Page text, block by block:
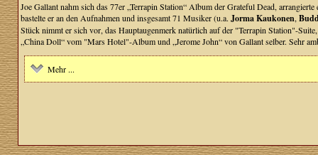
Joe Gallant nahm sich das 77er „Terrapin Station“ Album der Grateful Dead,
bastelte er an den Aufnahmen und insgesamt 71 Musiker (u.a. Jorma Kaukonen,
Stück nimmt er sich vor, das Hauptaugenmerk natürlich auf der "Terrapin Station"-
„China Doll“ vom "Mars Hotel"-Album und „Jerome John“ von Gallant selber. Sehr
Mehr ...